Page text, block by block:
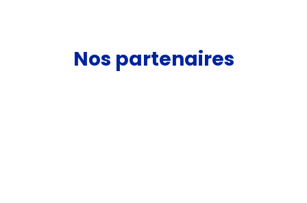
Nos partenaires